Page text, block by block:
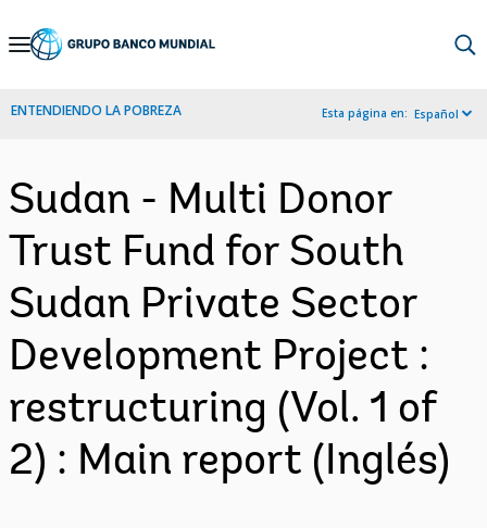
Skip
Navigation
ENTENDIENDO LA POBREZA Esta página en: Español
Sudan - Multi Donor
Trust Fund for South
Sudan Private Sector
Development Project :
restructuring (Vol. 1 of
2) : Main report (Inglés)